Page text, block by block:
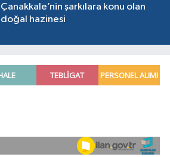
Çanakkale’nin şarkılara konu olan
doğal hazinesi